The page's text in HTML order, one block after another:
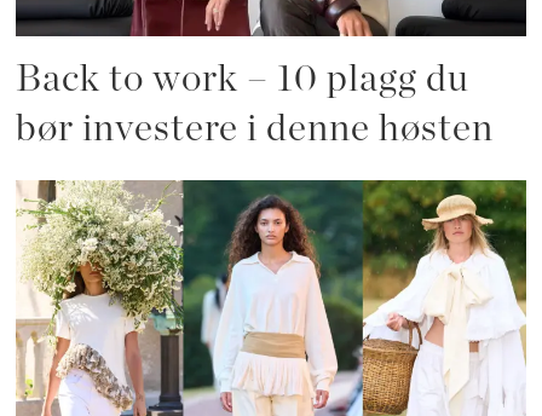
Back to work – 10 plagg du
bør investere i denne høsten